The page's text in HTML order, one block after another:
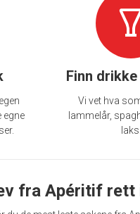
egne
Finn
Vi vet hva
lammelår,
laks.
fra Apéritif rett